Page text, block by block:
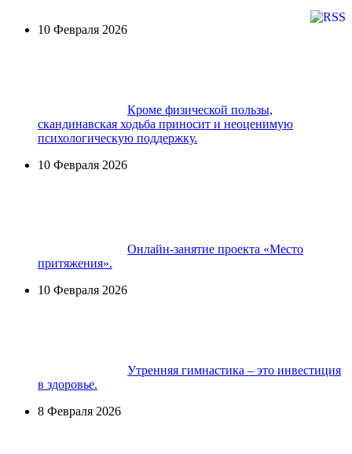
10 Февраля 2026
Кроме физической пользы,
скандинавская ходьба приносит и неоценимую
психологическую поддержку.
10 Февраля 2026
Онлайн-занятие проекта «Место
притяжения».
10 Февраля 2026
Утренняя гимнастика – это инвестиция
в здоровье.
8 Февраля 2026